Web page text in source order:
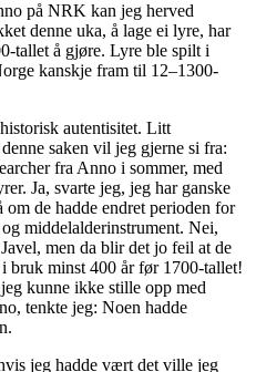
på NRK kan jeg herved
denne uka, å lage ei lyre, har
tallet å gjøre. Lyre ble spilt i
kanskje fram til 12–1300-
autentisitet. Litt
saken vil jeg gjerne si fra:
fra Anno i sommer, med
Ja, svarte jeg, jeg har ganske
de hadde endret perioden for
middelalderinstrument. Nei,
men da blir det jo feil at de
bruk minst 400 år før 1700-tallet!
kunne ikke stille opp med
tenkte jeg: Noen hadde
jeg hadde vært det ville jeg